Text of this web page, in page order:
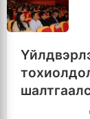
бий